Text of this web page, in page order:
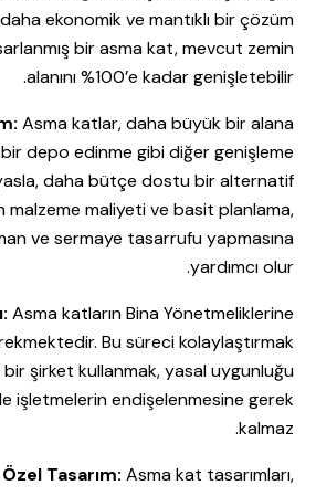
ekonomik ve mantıklı bir çözüm
bir asma kat, mevcut zemin
alanını %100’e kadar genişletebilir.
Asma katlar, daha büyük bir alana
depo edinme gibi diğer genişleme
daha bütçe dostu bir alternatif
malzeme maliyeti ve basit planlama,
ve sermaye tasarrufu yapmasına
yardımcı olur.
Asma katların Bina Yönetmeliklerine
Bu süreci kolaylaştırmak
şirket kullanmak, yasal uygunluğu
işletmelerin endişelenmesine gerek
kalmaz.
Tasarım: Asma kat tasarımları,